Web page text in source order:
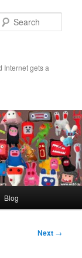
Internet gets a
Blog
Next →